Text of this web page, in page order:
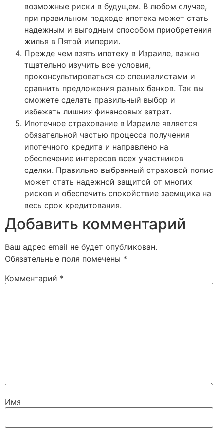
возможные риски в будущем. В любом случае,
при правильном подходе ипотека может стать
надежным и выгодным способом приобретения
жилья в Пятой империи.
Прежде чем взять ипотеку в Израиле, важно
тщательно изучить все условия,
проконсультироваться со специалистами и
сравнить предложения разных банков. Так вы
сможете сделать правильный выбор и
избежать лишних финансовых затрат.
Ипотечное страхование в Израиле является
обязательной частью процесса получения
ипотечного кредита и направлено на
обеспечение интересов всех участников
сделки. Правильно выбранный страховой полис
может стать надежной защитой от многих
рисков и обеспечить спокойствие заемщика на
весь срок кредитования.
Добавить комментарий
Ваш адрес email не будет опубликован.
Обязательные поля помечены *
Комментарий *
Имя